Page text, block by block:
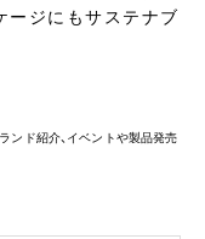
ージにもサステナブ
ンド紹介、イベントや製品発売